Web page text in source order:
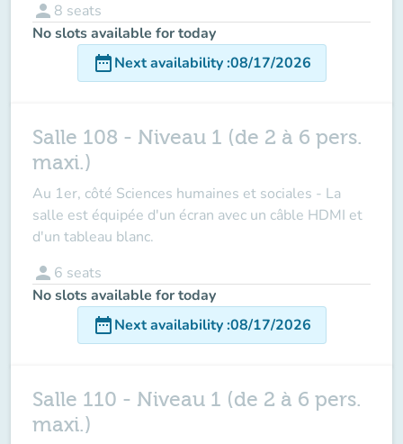
person 8 seats
No slots available for today
date_rangeNext availability:08/17/2026
Salle 108 - Niveau 1 (de 2 à 6 pers.
maxi.)
Au 1er, côté Sciences humaines et sociales - La
salle est équipée d'un écran avec un câble HDMI et
d'un tableau blanc.
person 6 seats
No slots available for today
date_rangeNext availability:08/17/2026
Salle 110 - Niveau 1 (de 2 à 6 pers.
maxi.)